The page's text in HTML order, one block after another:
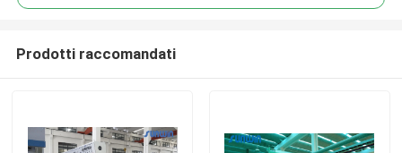
Prodotti raccomandati